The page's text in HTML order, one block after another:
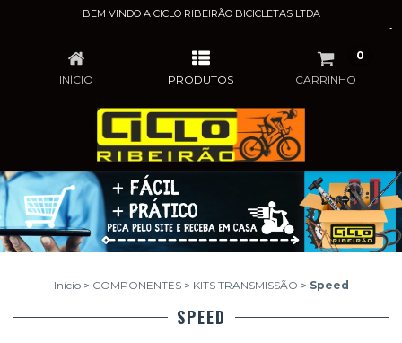
BEM VINDO A CICLO RIBEIRÃO BICICLETAS LTDA
SPEED
INÍCIO PRODUTOS CARRINHO
0
Início > COMPONENTES > KITS TRANSMISSÃO > Speed
SPEED